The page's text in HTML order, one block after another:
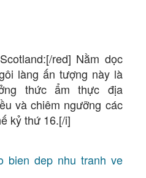
red] Nằm dọc
làng ấn tượng này là
thức ẩm thực địa
và chiêm ngưỡng các
kỷ thứ 16.[/i]